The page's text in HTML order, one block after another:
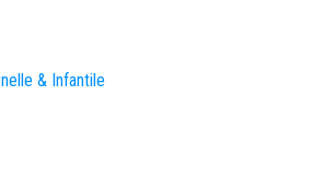
& Infantile